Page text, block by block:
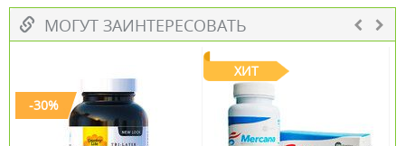
МОГУТ ЗАИНТЕРЕСОВАТЬ
-30%
ХИТ